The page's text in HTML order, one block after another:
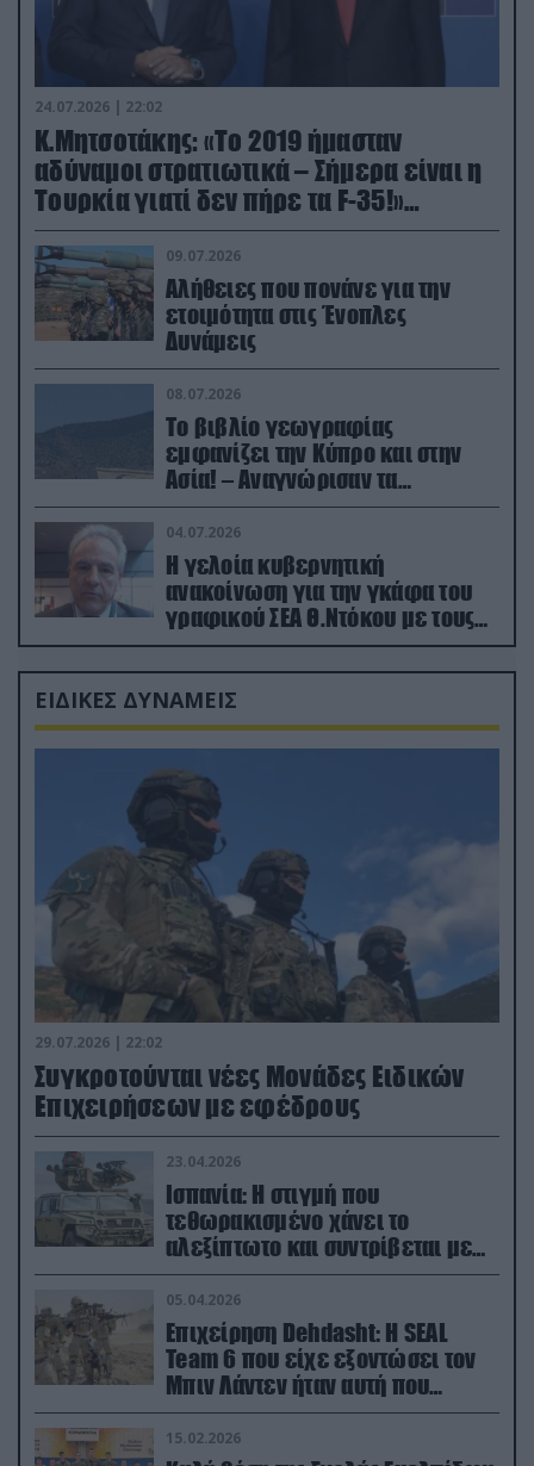
24.07.2026 | 22:02
Κ.Μητσοτάκης: «Το 2019 ήμασταν
αδύναμοι στρατιωτικά – Σήμερα είναι η
Τουρκία γιατί δεν πήρε τα F-35!»
(βίντεο)
09.07.2026
Αλήθειες που πονάνε για την
ετοιμότητα στις Ένοπλες
Δυνάμεις
08.07.2026
Το βιβλίο γεωγραφίας
εμφανίζει την Κύπρο και στην
Ασία! – Αναγνώρισαν τα
κατεχόμενα; (φωτο)
04.07.2026
Η γελοία κυβερνητική
ανακοίνωση για την γκάφα του
γραφικού ΣΕΑ Θ.Ντόκου με τους
Ρώσους φαρσέρ
ΕΙΔΙΚΕΣ ΔΥΝΑΜΕΙΣ
29.07.2026 | 22:02
Συγκροτούνται νέες Μονάδες Ειδικών
Επιχειρήσεων με εφέδρους
23.04.2026
Ισπανία: Η στιγμή που
τεθωρακισμένο χάνει το
αλεξίπτωτο και συντρίβεται με
ορμή στο έδαφος (βίντεο)
05.04.2026
Επιχείρηση Dehdasht: Η SEAL
Team 6 που είχε εξοντώσει τον
Μπιν Λάντεν ήταν αυτή που
διέσωσε τον πιλότο του F-15
15.02.2026